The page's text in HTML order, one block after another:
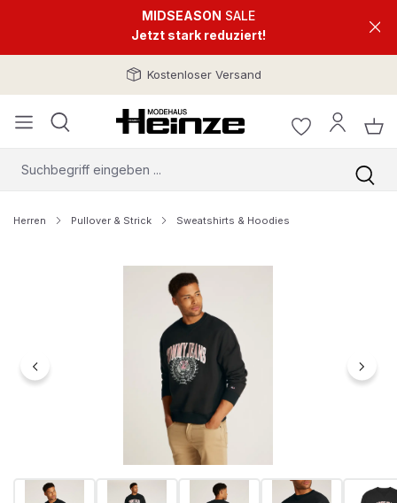
MIDSEASON SALE
Jetzt stark reduziert!
Kostenloser Versand
Herren Pullover & Strick Sweatshirts & Hoodies
Bildergalerie überspringen